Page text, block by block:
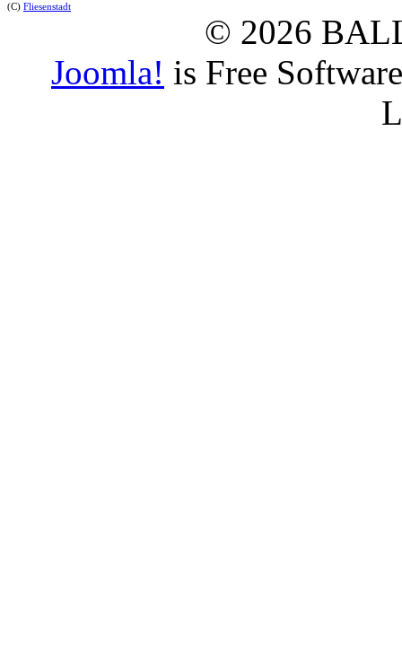
(C) Fliesenstadt
© 2026
Joomla! is Free